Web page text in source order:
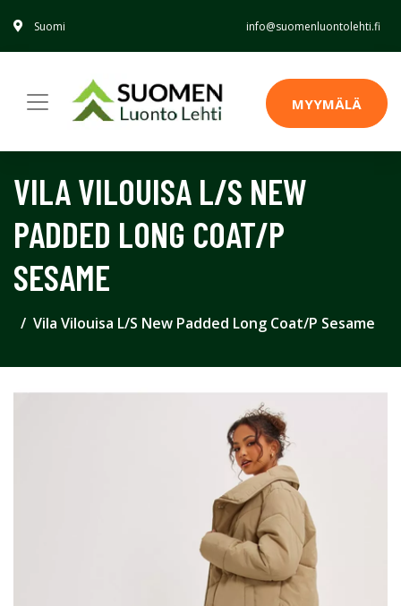
Suomi info@suomenluontolehti.fi
MYYMÄLÄ
VILA VILOUISA L/S NEW
PADDED LONG COAT/P
SESAME
Vila Vilouisa L/S New Padded Long Coat/P Sesame